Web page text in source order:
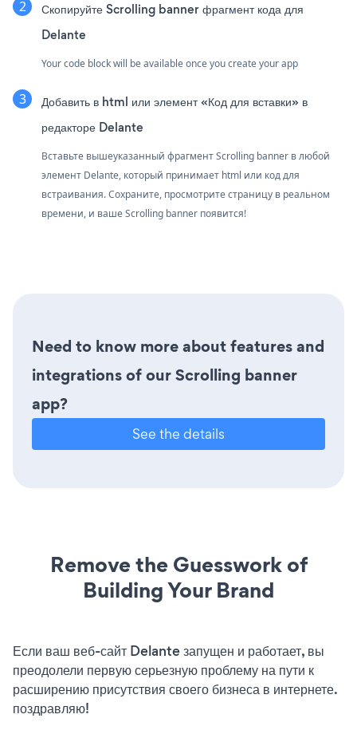
Скопируйте Scrolling banner фрагмент кода для
Delante
Your code block will be available once you create your app
Добавить в html или элемент «Код для вставки» в
редакторе Delante
Вставьте вышеуказанный фрагмент Scrolling banner в любой
элемент Delante, который принимает html или код для
встраивания. Сохраните, просмотрите страницу в реальном
времени, и ваше Scrolling banner появится!
Need to know more about features and
integrations of our Scrolling banner
app?
See the details
Remove the Guesswork of
Building Your Brand
Если ваш веб-сайт Delante запущен и работает, вы
преодолели первую серьезную проблему на пути к
расширению присутствия своего бизнеса в интернете.
поздравляю!